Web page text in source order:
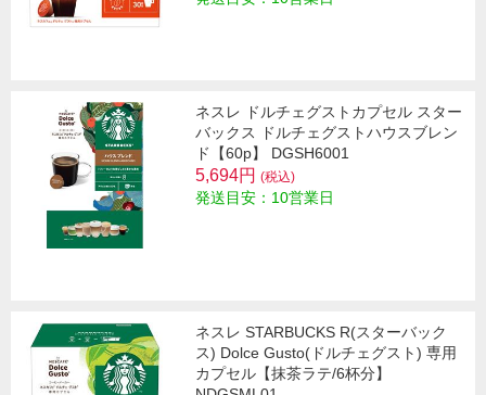
ネスレ ドルチェグストカプセル スター
バックス ドルチェグストハウスブレン
ド【60p】 DGSH6001
5,694円 (税込)
発送目安：10営業日
ネスレ STARBUCKS R(スターバック
ス) Dolce Gusto(ドルチェグスト) 専用
カプセル【抹茶ラテ/6杯分】